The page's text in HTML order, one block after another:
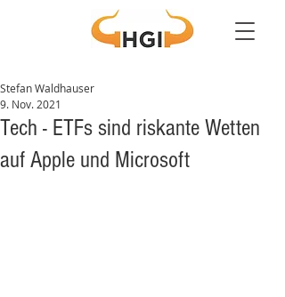
Tech - ETFs sind riskante Wetten
auf Apple und Microsoft
Stefan Waldhauser
9. Nov. 2021